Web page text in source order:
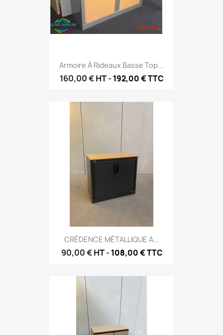
Armoire À Rideaux Basse Top...
160,00 €HT- 192,00 € TTC
CRÉDENCE MÉTALLIQUE A...
90,00 €HT- 108,00 € TTC